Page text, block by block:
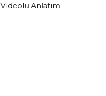
Videolu Anlatım